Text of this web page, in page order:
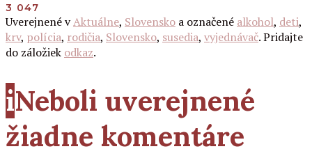
3 047
Uverejnené vAktuálne, Slovensko a označené alkohol, deti,
krv, polícia, rodičia, Slovensko, susedia, vyjednávač. Pridajte
do záložiek odkaz.
iNeboli uverejnené
žiadne komentáre